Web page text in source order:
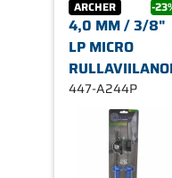
ARCHER -
4,0 MM / 3/8"
LP MICRO
447-A244P